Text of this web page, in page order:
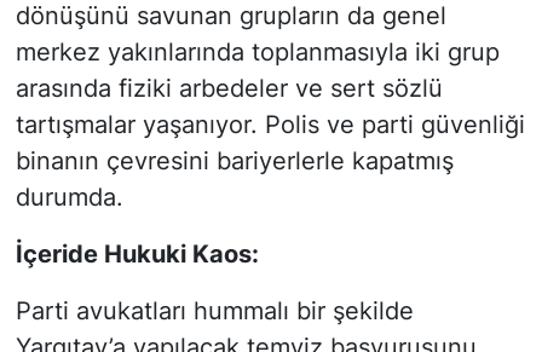
dönüşünü savunan grupların da genel
merkez yakınlarında toplanmasıyla iki grup
arasında fiziki arbedeler ve sert sözlü
tartışmalar yaşanıyor. Polis ve parti güvenliği
binanın çevresini bariyerlerle kapatmış
durumda.
İçeride Hukuki Kaos:
Parti avukatları hummalı bir şekilde